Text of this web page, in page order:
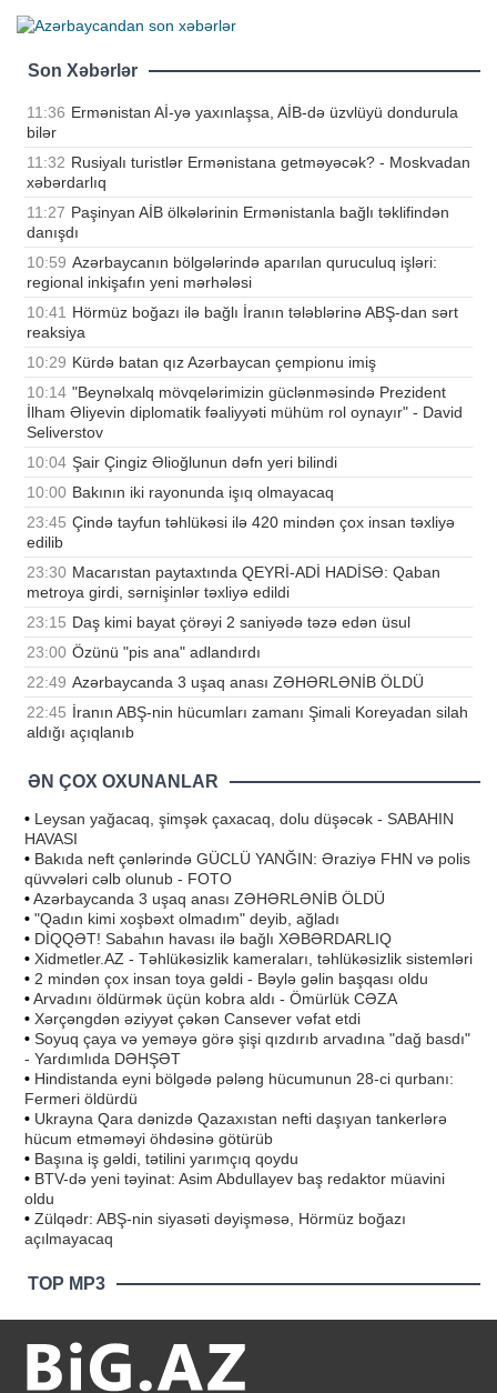
Son Xəbərlər
11:36 Ermənistan Aİ-yə yaxınlaşsa, AİB-də üzvlüyü dondurula
bilər
11:32 Rusiyalı turistlər Ermənistana getməyəcək? - Moskvadan
xəbərdarlıq
11:27 Paşinyan AİB ölkələrinin Ermənistanla bağlı təklifindən
danışdı
10:59 Azərbaycanın bölgələrində aparılan quruculuq işləri:
regional inkişafın yeni mərhələsi
10:41 Hörmüz boğazı ilə bağlı İranın tələblərinə ABŞ-dan sərt
reaksiya
10:29 Kürdə batan qız Azərbaycan çempionu imiş
10:14 "Beynəlxalq mövqelərimizin güclənməsində Prezident
İlham Əliyevin diplomatik fəaliyyəti mühüm rol oynayır" - David
Seliverstov
10:04 Şair Çingiz Əlioğlunun dəfn yeri bilindi
10:00 Bakının iki rayonunda işıq olmayacaq
23:45 Çində tayfun təhlükəsi ilə 420 mindən çox insan təxliyə
edilib
23:30 Macarıstan paytaxtında QEYRİ-ADİ HADİSƏ: Qaban
metroya girdi, sərnişinlər təxliyə edildi
23:15 Daş kimi bayat çörəyi 2 saniyədə təzə edən üsul
23:00 Özünü "pis ana" adlandırdı
22:49 Azərbaycanda 3 uşaq anası ZƏHƏRLƏNİB ÖLDÜ
22:45 İranın ABŞ-nin hücumları zamanı Şimali Koreyadan silah
aldığı açıqlanıb
ƏN ÇOX OXUNANLAR
• Leysan yağacaq, şimşək çaxacaq, dolu düşəcək - SABAHIN
HAVASI
• Bakıda neft çənlərində GÜCLÜ YANĞIN: Əraziyə FHN və polis
qüvvələri cəlb olunub - FOTO
•Azərbaycanda 3 uşaq anası ZƏHƏRLƏNİB ÖLDÜ
• "Qadın kimi xoşbəxt olmadım" deyib, ağladı
• DİQQƏT! Sabahın havası ilə bağlı XƏBƏRDARLIQ
• Xidmetler.AZ - Təhlükəsizlik kameraları, təhlükəsizlik sistemləri
• 2 mindən çox insan toya gəldi - Bəylə gəlin başqası oldu
•Arvadını öldürmək üçün kobra aldı - Ömürlük CƏZA
• Xərçəngdən əziyyət çəkən Cansever vəfat etdi
• Soyuq çaya və yeməyə görə şişi qızdırıb arvadına "dağ basdı"
- Yardımlıda DƏHŞƏT
• Hindistanda eyni bölgədə pələng hücumunun 28-ci qurbanı:
Fermeri öldürdü
• Ukrayna Qara dənizdə Qazaxıstan nefti daşıyan tankerlərə
hücum etməməyi öhdəsinə götürüb
• Başına iş gəldi, tətilini yarımçıq qoydu
• BTV-də yeni təyinat: Asim Abdullayev baş redaktor müavini
oldu
• Zülqədr: ABŞ-nin siyasəti dəyişməsə, Hörmüz boğazı
açılmayacaq
TOP MP3